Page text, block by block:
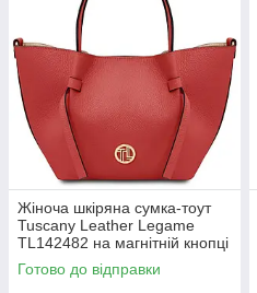
Жіноча шкіряна сумка-тоут
Tuscany Leather Legame
TL142482 на магнітній кнопці
з плечовим ременем,
коралова BS2482_1_105
Готово до відправки